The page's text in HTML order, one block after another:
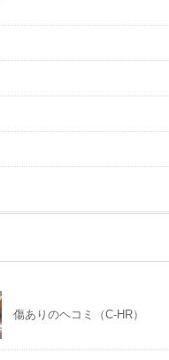
傷ありのヘコミ（C-HR）